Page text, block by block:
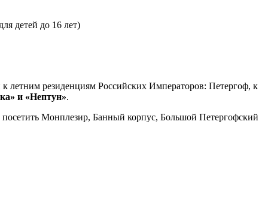
детей до 16 лет)
летним резиденциям Российских Императоров: Петергоф, к
и «Нептун».
Монплезир, Банный корпус, Большой Петергофский